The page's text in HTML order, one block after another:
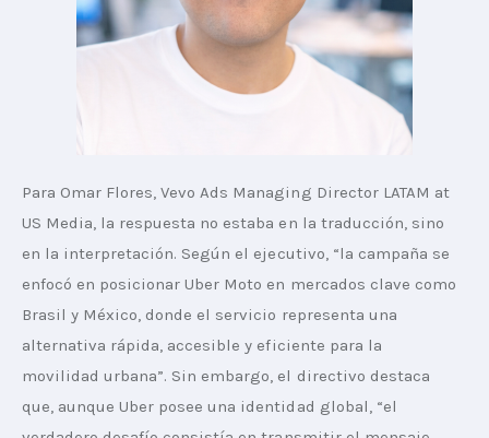
Para Omar Flores, Vevo Ads Managing Director LATAM at
US Media, la respuesta no estaba en la traducción, sino
en la interpretación. Según el ejecutivo, “la campaña se
enfocó en posicionar Uber Moto en mercados clave como
Brasil y México, donde el servicio representa una
alternativa rápida, accesible y eficiente para la
movilidad urbana”. Sin embargo, el directivo destaca
que, aunque Uber posee una identidad global, “el